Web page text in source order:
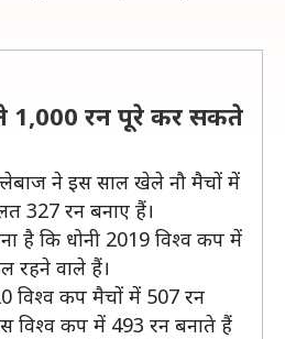
1,000 रन पूरे कर सकते
ने इस साल खेले नौ मैचों में
327 रन बनाए हैं।
है कि धोनी 2019 विश्व कप में
रहने वाले हैं।
विश्व कप मैचों में 507 रन
विश्व कप में 493 रन बनाते हैं